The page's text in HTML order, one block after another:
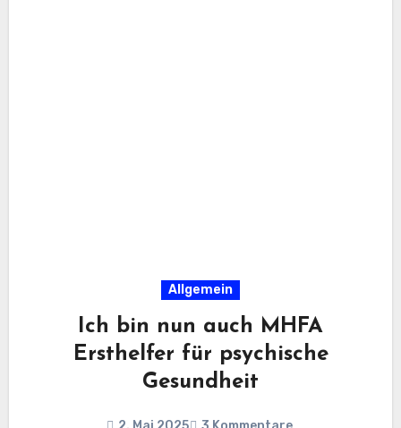
Allgemein
Ich bin nun auch MHFA
Ersthelfer für psychische
Gesundheit